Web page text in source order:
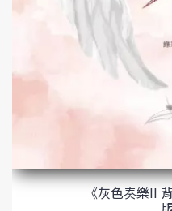
《灰色奏樂II